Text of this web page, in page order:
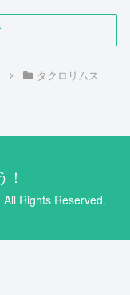
タクロリムス
Rights Reserved.